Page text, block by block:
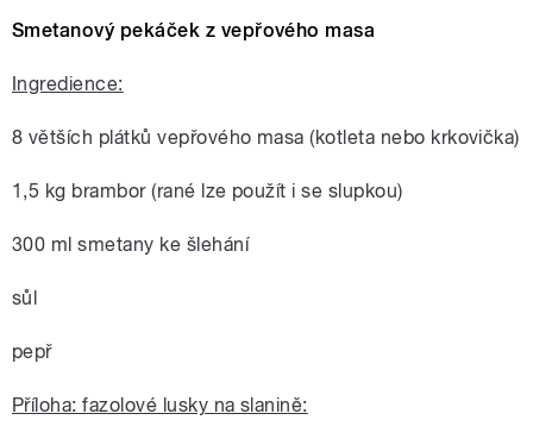
Smetanový pekáček z vepřového masa
Ingredience:
8 větších plátků vepřového masa (kotleta nebo krkovička)
1,5 kg brambor (rané lze použít i se slupkou)
300 ml smetany ke šlehání
sůl
pepř
Příloha: fazolové lusky na slanině: